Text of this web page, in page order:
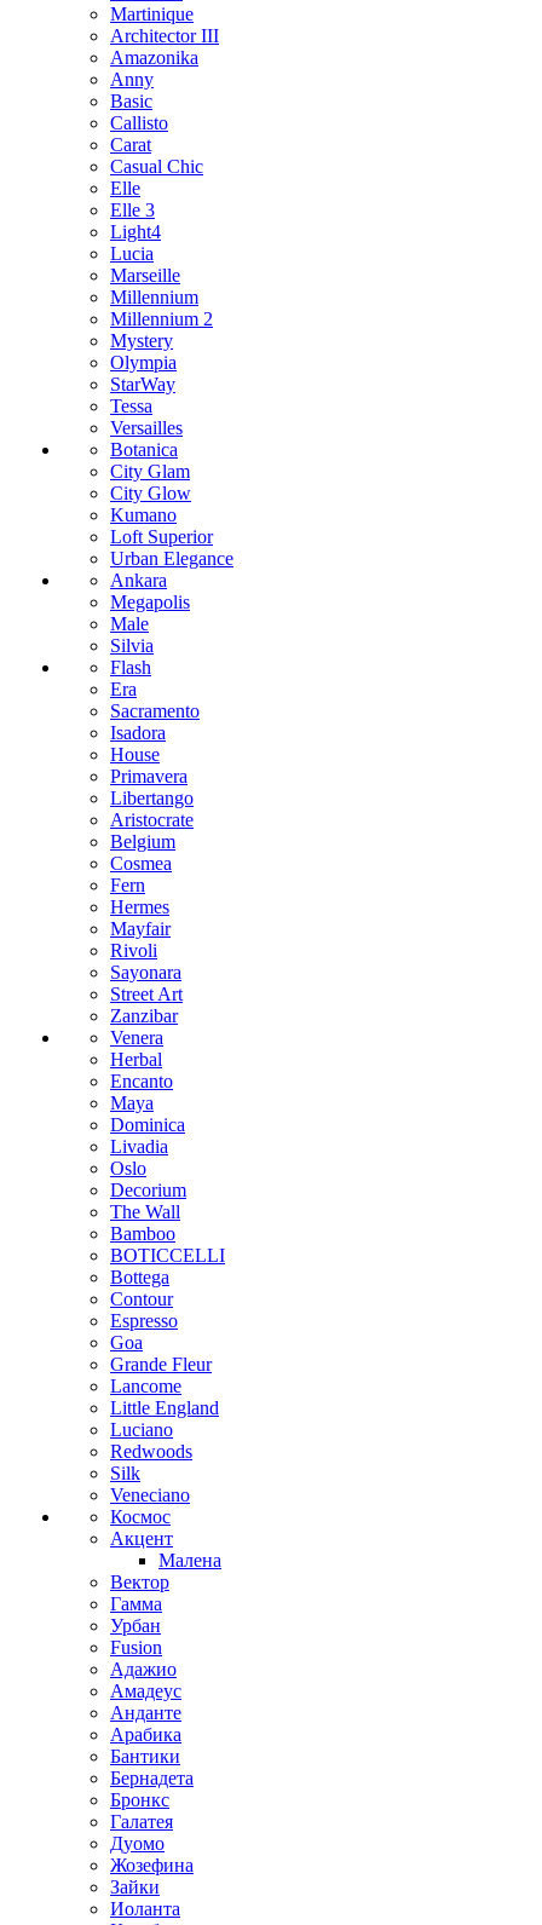
Martinique
Architector III
Amazonika
Anny
Basic
Callisto
Carat
Casual Chic
Elle
Elle 3
Light4
Lucia
Marseille
Millennium
Millennium 2
Mystery
Olympia
StarWay
Tessa
Versailles
Botanica
City Glam
City Glow
Kumano
Loft Superior
Urban Elegance
Ankara
Megapolis
Male
Silvia
Flash
Era
Sacramento
Isadora
House
Primavera
Libertango
Aristocrate
Belgium
Cosmea
Fern
Hermes
Mayfair
Rivoli
Sayonara
Street Art
Zanzibar
Venera
Herbal
Encanto
Maya
Dominica
Livadia
Oslo
Decorium
The Wall
Bamboo
BOTICCELLI
Bottega
Contour
Espresso
Goa
Grande Fleur
Lancome
Little England
Luciano
Redwoods
Silk
Veneciano
Космос
Акцент
Малена
Вектор
Гамма
Урбан
Fusion
Адажио
Амадеус
Анданте
Арабика
Бантики
Бернадета
Бронкс
Галатея
Дуомо
Жозефина
Зайки
Иоланта